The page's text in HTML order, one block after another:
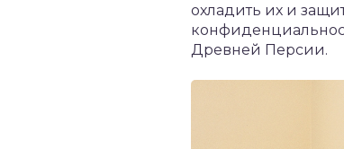
охладить их и
Древней Персии.